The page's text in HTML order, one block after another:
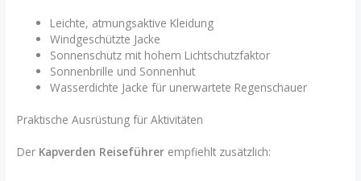
Leichte, atmungsaktive Kleidung
Windgeschützte Jacke
Sonnenschutz mit hohem Lichtschutzfaktor
Sonnenbrille und Sonnenhut
Wasserdichte Jacke für unerwartete Regenschauer
Praktische Ausrüstung für Aktivitäten
Der Kapverden Reiseführer empfiehlt zusätzlich: